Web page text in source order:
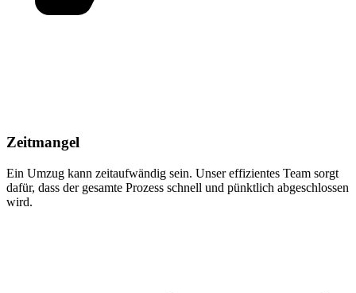
Zeitmangel
Ein Umzug kann zeitaufwändig sein. Unser effizientes Team sorgt
dafür, dass der gesamte Prozess schnell und pünktlich abgeschlossen
wird.